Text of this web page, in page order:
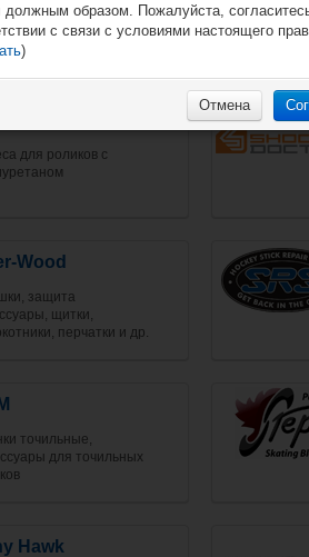
для заточки коньков,
и аксессуары,
карандаш
для роликов с
Wood
защита
щитки,
перчатки и др.
точильные,
для точильных
Hawk
должным образом. Пожалуйста,
с связи с условиями настоящего
)
Отмена